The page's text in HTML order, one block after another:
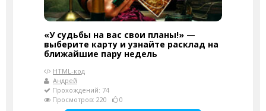
«У судьбы на вас свои планы!» —
выберите карту и узнайте расклад на
ближайшие пару недель
HTML-код
Андрей
Прохождений: 74
Просмотров: 220
0